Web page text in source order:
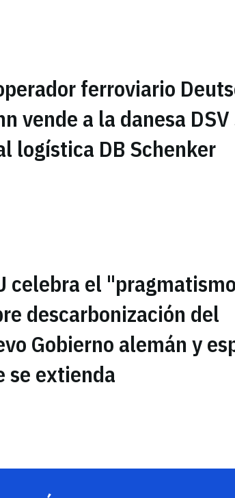
ferroviario
vende a la danesa
logística DB Schenker
celebra el
descarbonización del
Gobierno alemán y
se extienda